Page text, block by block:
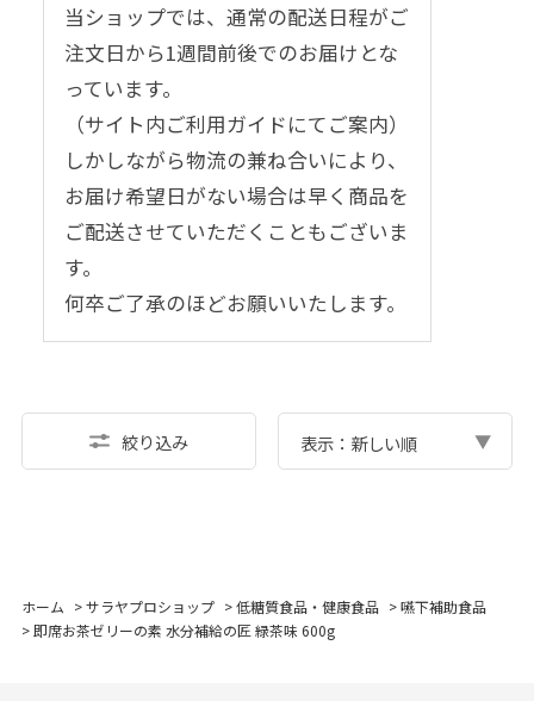
当ショップでは、通常の配送日程がご
注文日から1週間前後でのお届けとな
っています。
（サイト内ご利用ガイドにてご案内）
しかしながら物流の兼ね合いにより、
お届け希望日がない場合は早く商品を
ご配送させていただくこともございま
す。
何卒ご了承のほどお願いいたします。
絞り込み 表示：新しい順
ホーム >サラヤプロショップ >低糖質食品・健康食品 >嚥下補助食品
> 即席お茶ゼリーの素 水分補給の匠 緑茶味 600g